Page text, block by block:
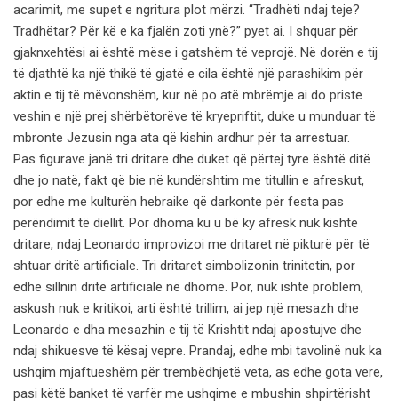
acarimit, me supet e ngritura plot mërzi. “Tradhëti ndaj teje?
Tradhëtar? Për kë e ka fjalën zoti ynë?” pyet ai. I shquar për
gjaknxehtësi ai është mëse i gatshëm të veprojë. Në dorën e tij
të djathtë ka një thikë të gjatë e cila është një parashikim për
aktin e tij të mëvonshëm, kur në po atë mbrëmje ai do priste
veshin e një prej shërbëtorëve të kryepriftit, duke u munduar të
mbronte Jezusin nga ata që kishin ardhur për ta arrestuar.
Pas figurave janë tri dritare dhe duket që përtej tyre është ditë
dhe jo natë, fakt që bie në kundërshtim me titullin e afreskut,
por edhe me kulturën hebraike që darkonte për festa pas
perëndimit të diellit. Por dhoma ku u bë ky afresk nuk kishte
dritare, ndaj Leonardo improvizoi me dritaret në pikturë për të
shtuar dritë artificiale. Tri dritaret simbolizonin trinitetin, por
edhe sillnin dritë artificiale në dhomë. Por, nuk ishte problem,
askush nuk e kritikoi, arti është trillim, ai jep një mesazh dhe
Leonardo e dha mesazhin e tij të Krishtit ndaj apostujve dhe
ndaj shikuesve të kësaj vepre. Prandaj, edhe mbi tavolinë nuk ka
ushqim mjaftueshëm për trembëdhjetë veta, as edhe gota vere,
pasi këtë banket të varfër me ushqime e mbushin shpirtërisht